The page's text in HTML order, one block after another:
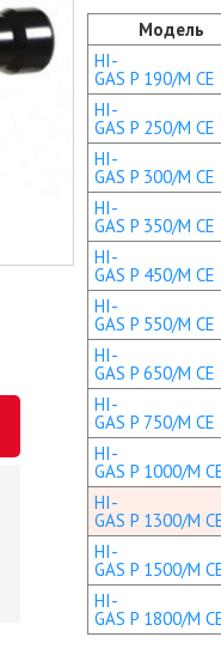
Модель
HI-
GAS P 190/M
HI-
GAS P 250/M
HI-
GAS P 300/M
HI-
GAS P 350/M
HI-
GAS P 450/M
HI-
GAS P 550/M
HI-
GAS P 650/M
HI-
GAS P 750/M
HI-
GAS P 1000/M
HI-
GAS P 1300/M
HI-
GAS P 1500/M
HI-
GAS P 1800/M